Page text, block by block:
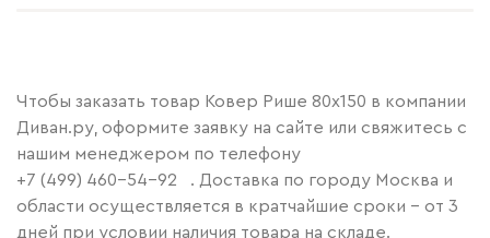
Чтобы заказать товар Ковер Рише 80x150 в компании
Диван.ру, оформите заявку на сайте или свяжитесь с
нашим менеджером по телефону
+7 (499) 460-54-92
. Доставка по городу Москва и
области осуществляется в кратчайшие сроки – от 3
дней при условии наличия товара на складе.